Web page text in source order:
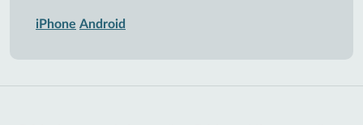
iPhone Android